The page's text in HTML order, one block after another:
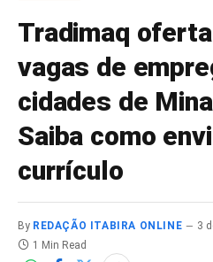
Tradimaq
vagas de
cidades de
Saiba como
currículo
By REDAÇÃO ITABIRA ONLINE
3
1 Min Read